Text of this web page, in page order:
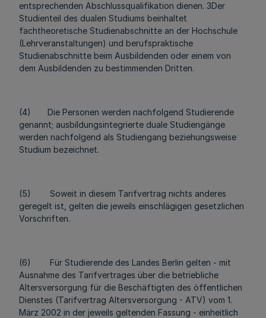
entsprechenden Abschlussqualifikation dienen. 3Der
Studienteil des dualen Studiums beinhaltet
fachtheoretische Studienabschnitte an der Hochschule
(Lehrveranstaltungen) und berufspraktische
Studienabschnitte beim Ausbildenden oder einem von
dem Ausbildenden zu bestimmenden Dritten.
(4) Die Personen werden nachfolgend Studierende
genannt; ausbildungsintegrierte duale Studiengänge
werden nachfolgend als Studiengang beziehungsweise
Studium bezeichnet.
(5) Soweit in diesem Tarifvertrag nichts anderes
geregelt ist, gelten die jeweils einschlägigen gesetzlichen
Vorschriften.
(6) Für Studierende des Landes Berlin gelten - mit
Ausnahme des Tarifvertrages über die betriebliche
Altersversorgung für die Beschäftigten des öffentlichen
Dienstes (Tarifvertrag Altersversorgung - ATV) vom 1.
März 2002 in der jeweils geltenden Fassung - einheitlich